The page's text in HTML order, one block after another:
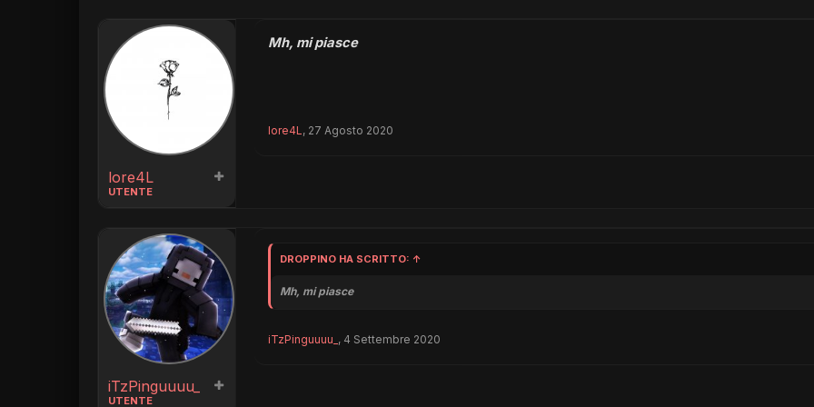
lore4L
UTENTE
Mh, mi piasce
lore4L , 27 Agosto 2020
iTzPinguuuu_
UTENTE
DROPPINO HA SCRITTO: ↑
Mh, mi piasce
iTzPinguuuu_ , 4 Settembre 2020